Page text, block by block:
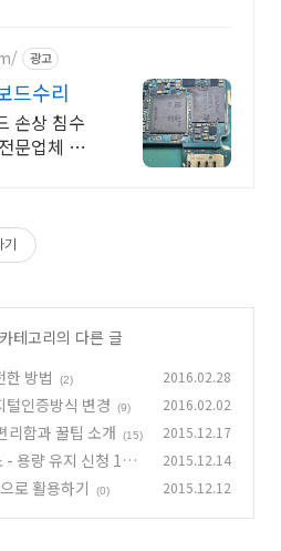
광고
보드수리
손상 침수
문업체 실
기
테고리의 다른 글
한 방법
(2) 2016.02.28
털인증방식 변경 (9) 2016.02.02
리함과 꿀팁 소개 (15) 2015.12.17
- 용량 유지 신청 1월
2015.12.14
로 활용하기 (0) 2015.12.12